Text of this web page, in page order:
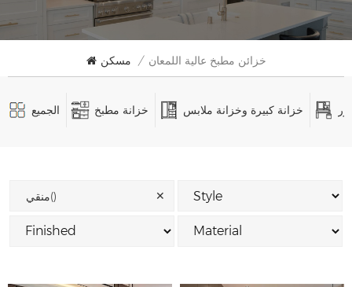
مسكن / خزائن مطبخ عالية اللمعان
الجميع خزانة مطبخ خزانة كبيرة وخزانة ملابس
منقي() ✕